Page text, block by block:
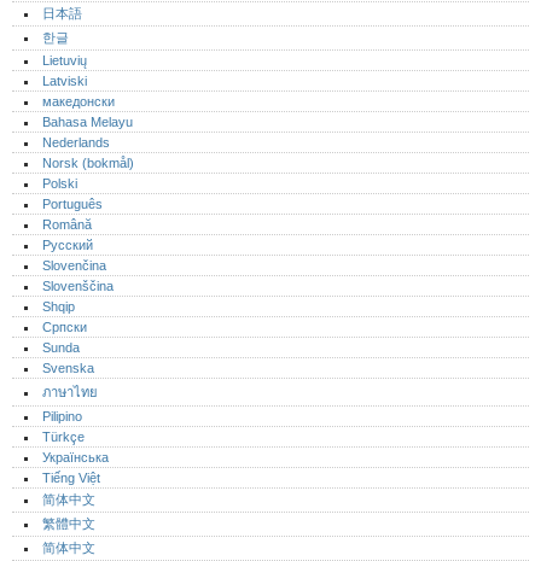
日本語
한글
Lietuvių
Latviski
македонски
Bahasa Melayu
Nederlands
Norsk (bokmål)‎
Polski
Português‎
Română
Русский
Slovenčina
Slovenščina
Shqip
Српски
Sunda
Svenska
ภาษาไทย
Pilipino
Türkçe
Українська
Tiếng Việt
简体中文
繁體中文
简体中文